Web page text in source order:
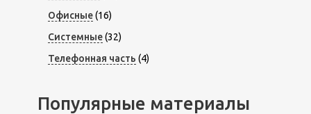
Офисные(16)
Системные(32)
Телефонная часть (4)
Популярные материалы